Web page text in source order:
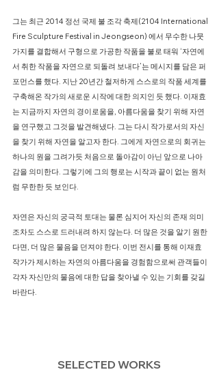
그는 최근 2014 정선 국제 불 조각 축제(2104 International
Fire Sculpture Festival in Jeongseon) 에서 무수한 나뭇
가지를 결합해서 구형으로 가공한 작품을 불로 태워 ‘자연에
서 취한 작품을 자연으로 되돌려 보내다’는 메시지를 담은 퍼
포먼스를 했다. 지난 20년간 철저하게 스스로의 작품 세계를
구축해온 작가의 새로운 시작에 대한 의지인 듯 했다. 이재효
는 지금까지 자연의 경이로움을, 아름다움을 찾기 위해 자연
을 연구했고 그것을 발견해냈다. 그는 다시 작가로서의 자신
을 찾기 위해 자연을 알고자 한다. 그에게 자연으로의 회귀는
하나의 원을 그려가듯 처음으로 돌아감이 아닌 앞으로 나아
감을 의미한다. 그렇기에 그의 행로는 시작과 끝이 없는 원처
럼 무한한 듯 보인다.
자연은 자신의 궁극적 토대는 물론 심지어 자신의 존재 의미
조차도 스스로 드러내려 하지 않는다. 더 많은 것을 알기 원한
다면, 더 많은 물음을 던져야 한다. 이번 전시를 통해 이재효
작가가 제시하는 자연의 아름다움을 경험함으로써 관객들이
각자 자신만의 물음에 대한 답을 찾아낼 수 있는 기회를 갖길
바란다.
SELECTED WORKS